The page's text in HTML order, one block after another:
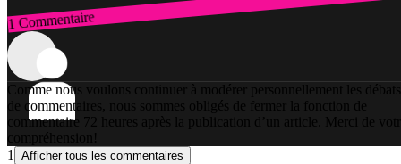
1 Commentaire
Connexion
Comme nous voulons continuer à modérer personnellement les débats
de commentaires, nous sommes obligés de fermer la fonction de
commentaire 72 heures après la publication d’un article. Merci de
compréhension!
1
Afficher tous les commentaires